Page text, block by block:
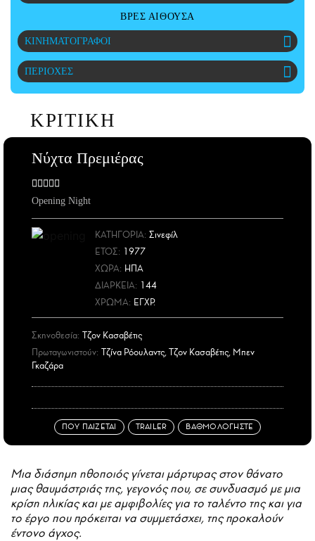
ΑΜΠΑ
PRINT
ΒΡΕΣ ΑΙΘΟΥΣΑ
ΚΙΝΗΜΑΤΟΓΡΑΦΟΙ
ΠΕΡΙΟΧΕΣ
ΚΡΙΤΙΚΗ
Νύχτα Πρεμιέρας
Opening Night
ΚΑΤΗΓΟΡΙΑ: Σινεφίλ
ΕΤΟΣ: 1977
ΧΩΡΑ: ΗΠΑ
ΔΙΑΡΚΕΙΑ: 144
ΧΡΩΜΑ: ΕΓΧΡ.
Σκηνοθεσία: Τζον Κασαβέτις
Πρωταγωνιστούν: Τζίνα Ρόουλαντς, Τζον Κασαβέτις, Μπεν
Γκαζάρα
ΠΟΥ ΠΑΙΖΕΤΑΙ TRAILER ΒΑΘΜΟΛΟΓΗΣΤΕ
Μια διάσημη ηθοποιός γίνεται μάρτυρας στον θάνατο
μιας θαυμάστριάς της, γεγονός που, σε συνδυασμό με μια
κρίση ηλικίας και με αμφιβολίες για το ταλέντο της και για
το έργο που πρόκειται να συμμετάσχει, της προκαλούν
έντονο άγχος.